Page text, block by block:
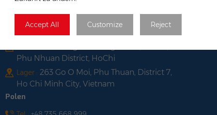
Accept All Customize Reject
Phu Nhuan District, HoChi
Lager : 263 Go O Moi, Phu Thuan, District 7,
Ho Chi Minh City, Vietnam
Polen